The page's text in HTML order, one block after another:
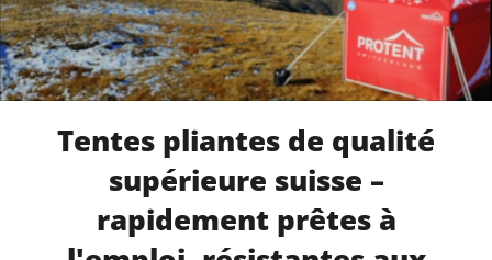
Tentes pliantes de qualité
supérieure suisse –
rapidement prêtes à